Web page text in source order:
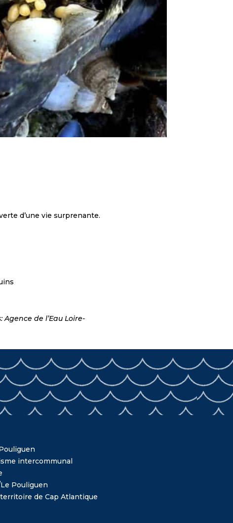
d’une vie surprenante.
de l’Eau Loire-
intercommunal
Pouliguen
de Cap Atlantique